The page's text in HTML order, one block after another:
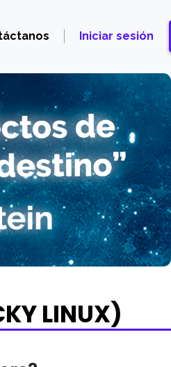
Iniciar sesión
LINUX)